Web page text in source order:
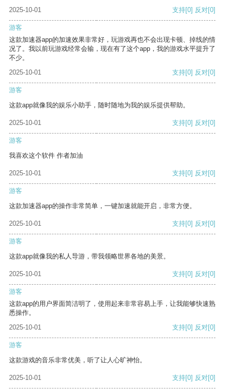
2025-10-01
支持[0] 反对[0]
游客
这款加速器app的加速效果非常好，玩游戏再也不会出现卡顿、掉线的情
况了。我以前玩游戏经常会输，现在有了这个app，我的游戏水平提升了
不少。
2025-10-01
支持[0] 反对[0]
游客
这款app就像我的娱乐小助手，随时随地为我的娱乐提供帮助。
2025-10-01 支持[0] 反对[0]
游客
我喜欢这个软件 作者加油
2025-10-01 支持[0] 反对[0]
游客
这款加速器app的操作非常简单，一键加速就能开启，非常方便。
2025-10-01 支持[0] 反对[0]
游客
这款app就像我的私人导游，带我领略世界各地的美景。
2025-10-01 支持[0] 反对[0]
游客
这款app的用户界面简洁明了，使用起来非常容易上手，让我能够快速熟
悉操作。
2025-10-01
支持[0] 反对[0]
游客
这款游戏的音乐非常优美，听了让人心旷神怡。
2025-10-01 支持[0] 反对[0]